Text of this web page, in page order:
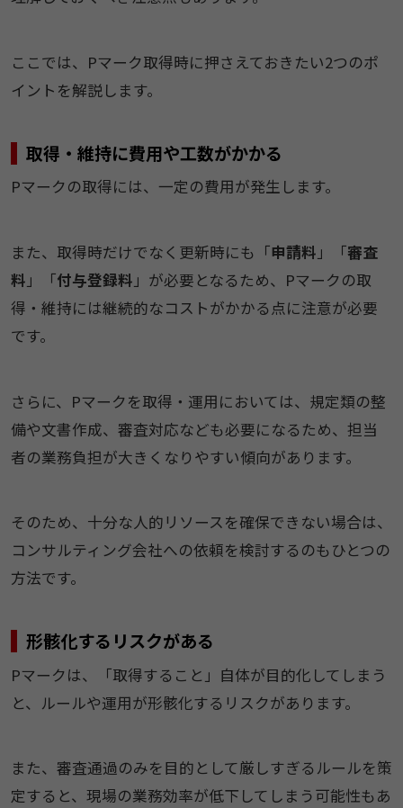
ここでは、Pマーク取得時に押さえておきたい2つのポ
イントを解説します。
取得・維持に費用や工数がかかる
Pマークの取得には、一定の費用が発生します。
また、取得時だけでなく更新時にも「申請料 」「審査
料 」「付与登録料 」が必要となるため、Pマークの取
得・維持には継続的なコストがかかる点に注意が必要
です。
さらに、Pマークを取得・運用においては、規定類の整
備や文書作成、審査対応なども必要になるため、担当
者の業務負担が大きくなりやすい傾向があります。
そのため、十分な人的リソースを確保できない場合は、
コンサルティング会社への依頼を検討するのもひとつの
方法です。
形骸化するリスクがある
Pマークは、「取得すること」自体が目的化してしまう
と、ルールや運用が形骸化するリスクがあります。
また、審査通過のみを目的として厳しすぎるルールを策
定すると、現場の業務効率が低下してしまう可能性もあ